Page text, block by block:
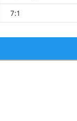
7:1